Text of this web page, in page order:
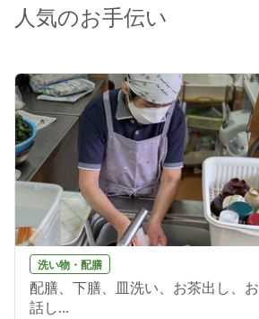
人気のお手伝い
洗い物・配膳
配膳、下膳、皿洗い、お茶出し、お
話し...